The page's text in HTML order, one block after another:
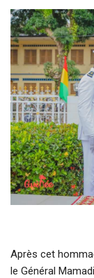
Après cet
le Général